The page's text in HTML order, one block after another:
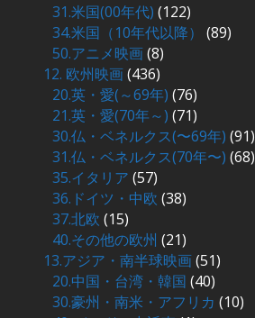
31.米国(00年代) (122)
34.米国（10年代以降）
(89)
50.アニメ映画(8)
12. 欧州映画(436)
20.英・愛(～69年) (76)
21.英・愛(70年～) (71)
30.仏・ベネルクス(〜69年) (91)
31.仏・ベネルクス(70年〜) (68)
35.イタリア (57)
36.ドイツ・中欧 (38)
37.北欧 (15)
40.その他の欧州 (21)
13.アジア・南半球映画(51)
20.中国・台湾・韓国 (40)
30.豪州・南米・アフリカ (10)